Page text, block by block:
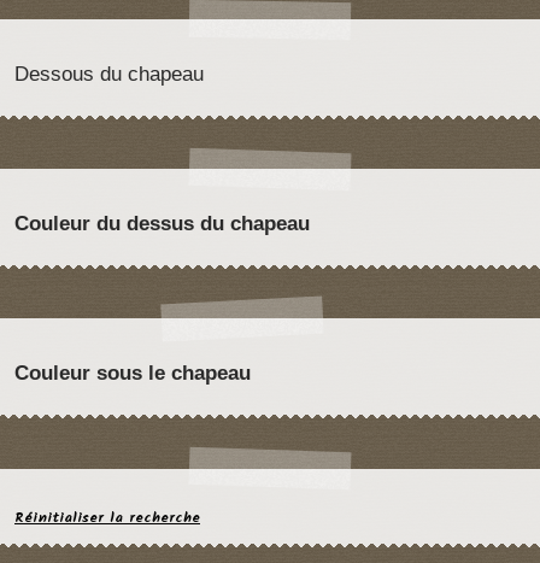
Dessous du chapeau
Couleur du dessus du chapeau
Couleur sous le chapeau
Réinitialiser la recherche